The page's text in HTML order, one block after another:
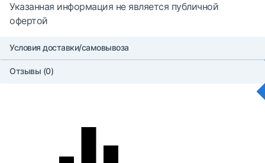
Указанная информация не является публичной
офертой
Условия доставки/самовывоза
Отзывы (0)